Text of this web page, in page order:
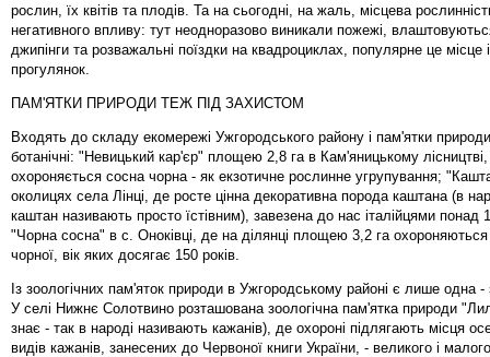
рослин, їх квітів та плодів. Та на сьогодні, на жаль, місцева
негативного впливу: тут неодноразово виникали пожежі,
джипінги та розважальні поїздки на квадроциклах, популярне це місце
прогулянок.
ПАМ'ЯТКИ ПРИРОДИ ТЕЖ ПІД ЗАХИСТОМ
Входять до складу екомережі Ужгородського району і пам'ятки
ботанічні: "Невицький кар'єр" площею 2,8 га в Кам'яницькому
охороняється сосна чорна - як екзотичне рослинне угрупування;
околицях села Лінці, де росте цінна декоративна порода каштана (в
каштан називають просто їстівним), завезена до нас італійцями понад
"Чорна сосна" в с. Оноківці, де на ділянці площею 3,2 га
чорної, вік яких досягає 150 років.
Із зоологічних пам'яток природи в Ужгородському районі є лише одна -
У селі Нижнє Солотвино розташована зоологічна пам'ятка природи
знає - так в народі називають кажанів), де охороні підлягають місця
видів кажанів, занесених до Червоної книги України, - великого і